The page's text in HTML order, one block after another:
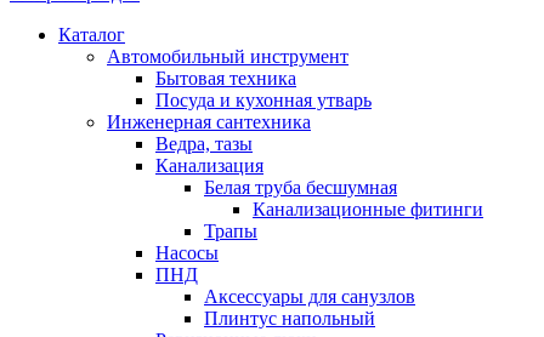
Каталог
Автомобильный инструмент
Бытовая техника
Посуда и кухонная утварь
Инженерная сантехника
Ведра, тазы
Канализация
Белая труба бесшумная
Канализационные фитинги
Трапы
Насосы
ПНД
Аксессуары для санузлов
Плинтус напольный